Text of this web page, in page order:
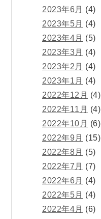
2023年6月 (4)
2023年5月 (4)
2023年4月 (5)
2023年3月 (4)
2023年2月 (4)
2023年1月 (4)
2022年12月 (4)
2022年11月 (4)
2022年10月 (6)
2022年9月 (15)
2022年8月 (5)
2022年7月 (7)
2022年6月 (4)
2022年5月 (4)
2022年4月 (6)